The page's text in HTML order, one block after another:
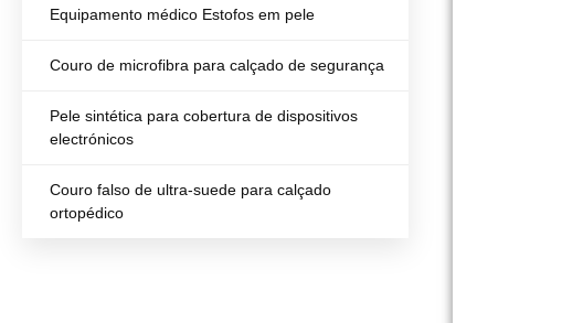
Equipamento médico Estofos em pele
Couro de microfibra para calçado de segurança
Pele sintética para cobertura de dispositivos
electrónicos
Couro falso de ultra-suede para calçado
ortopédico